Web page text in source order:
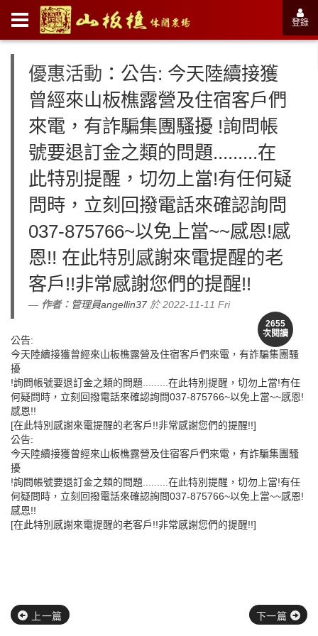
登錄
優惠活動 ：公告: 今天陸續接獲
曾經來山板樵露營及住宿客戶們
來電，有詐騙集團騷擾 !詢問帳
號要退訂金之類的問題.........在
此特別提醒，切勿上當!有任何疑
問時，立刻回撥電話來確認詢問
037-875766~以免上當~~感恩!感
恩!! 在此特別感謝來電提醒的老
客戶!!非常感謝您們的提醒!!
作者： 管理員angellin37 於 2022-11-11 Fri
2655
次閱讀
公告:
今天陸續接獲曾經來山板樵露營及住宿客戶們來電，有詐騙集團騷
擾
!詢問帳號要退訂金之類的問題.........在此特別提醒，切勿上當!有任
何疑問時，立刻回撥電話來確認詢問037-875766~以免上當~~感恩!
感恩!!
[在此特別感謝來電提醒的老客戶!!非常感謝您們的提醒!!]
公告:
今天陸續接獲曾經來山板樵露營及住宿客戶們來電，有詐騙集團騷
擾
!詢問帳號要退訂金之類的問題.........在此特別提醒，切勿上當!有任
何疑問時，立刻回撥電話來確認詢問037-875766~以免上當~~感恩!
感恩!!
[在此特別感謝來電提醒的老客戶!!非常感謝您們的提醒!!]
上一篇 下一篇